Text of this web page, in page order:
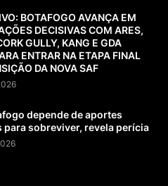
BOTAFOGO AVANÇA EM
DECISIVAS COM ARES,
GULLY, KANG E GDA
ENTRAR NA ETAPA FINAL
DA NOVA SAF
depende de aportes
para sobreviver, revela perícia